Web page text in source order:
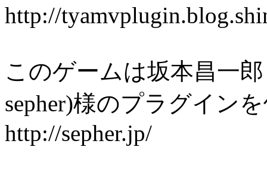
http://
このゲームは坂本昌一郎
sepher)様のプラグイン
http://sepher.jp/